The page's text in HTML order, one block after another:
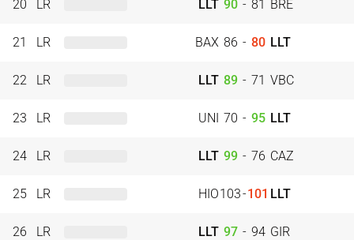
20 LR LLT 90 - 81 BRE
21 LR BAX 86 - 80 LLT
22 LR LLT 89 - 71 VBC
23 LR UNI 70 - 95 LLT
24 LR LLT 99 - 76 CAZ
25 LR HIO103-101 LLT
26 LR LLT 97 - 94 GIR